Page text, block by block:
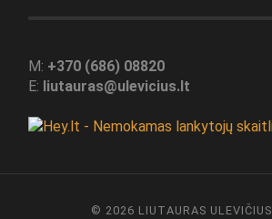
M: +370 (686) 08820
E: liutauras@ulevicius.lt
© 2026 LIUTAURAS ULEVIČIUS